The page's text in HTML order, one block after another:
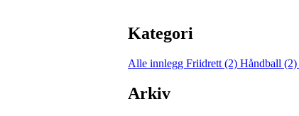
Kategori
Alle innlegg Friidrett (2) Håndball (2)
Arkiv